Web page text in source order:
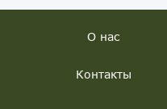
О нас
Контакты